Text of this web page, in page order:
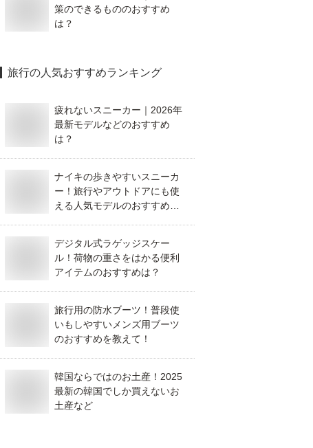
策のできるもののおすすめ
は？
旅行の人気おすすめランキング
疲れないスニーカー｜2026年
最新モデルなどのおすすめ
は？
ナイキの歩きやすいスニーカ
ー！旅行やアウトドアにも使
える人気モデルのおすすめ
デジタル式ラゲッジスケー
ル！荷物の重さをはかる便利
アイテムのおすすめは？
旅行用の防水ブーツ！普段使
いもしやすいメンズ用ブーツ
のおすすめを教えて！
韓国ならではのお土産！2025
最新の韓国でしか買えないお
土産など